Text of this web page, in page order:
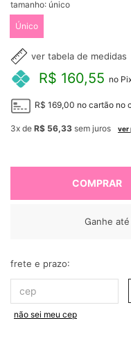
tamanho: único
Único
ver tabela de medidas
R$ 160,55 no
R$ 169,00 no cartão no
3x de R$ 56,33 sem juros ver
COMPRAR
Ganhe até
frete e prazo:
não sei meu cep